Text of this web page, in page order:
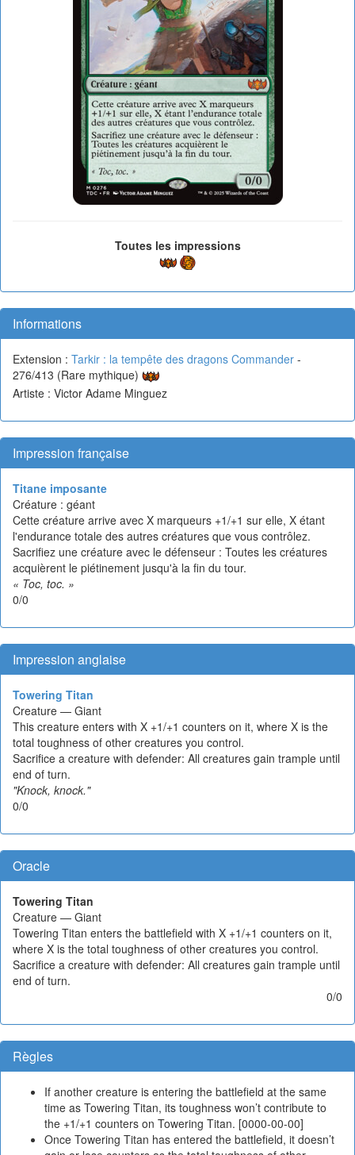
Toutes les impressions
Informations
Extension : Tarkir : la tempête des dragons Commander -
276/413 (Rare mythique)
Artiste : Victor Adame Minguez
Impression française
Titane imposante
Créature : géant
Cette créature arrive avec X marqueurs +1/+1 sur elle, X étant
l'endurance totale des autres créatures que vous contrôlez.
Sacrifiez une créature avec le défenseur : Toutes les créatures
acquièrent le piétinement jusqu'à la fin du tour.
« Toc, toc. »
0/0
Impression anglaise
Towering Titan
Creature — Giant
This creature enters with X +1/+1 counters on it, where X is the
total toughness of other creatures you control.
Sacrifice a creature with defender: All creatures gain trample until
end of turn.
"Knock, knock."
0/0
Oracle
Towering Titan
Creature — Giant
Towering Titan enters the battlefield with X +1/+1 counters on it,
where X is the total toughness of other creatures you control.
Sacrifice a creature with defender: All creatures gain trample until
end of turn.
0/0
Règles
If another creature is entering the battlefield at the same
time as Towering Titan, its toughness won’t contribute to
the +1/+1 counters on Towering Titan. [0000-00-00]
Once Towering Titan has entered the battlefield, it doesn’t